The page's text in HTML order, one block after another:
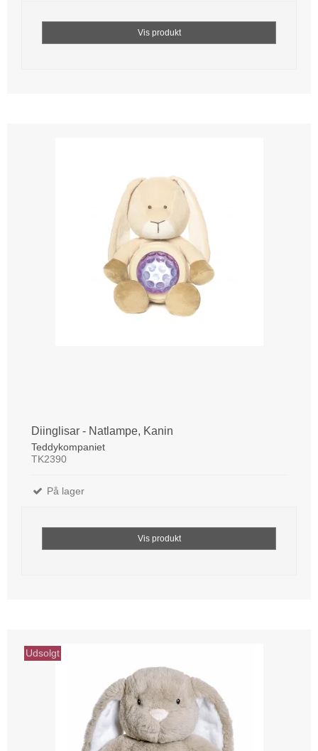
Vis produkt
Diinglisar - Natlampe, Kanin
Teddykompaniet
TK2390
På lager
Vis produkt
Udsolgt